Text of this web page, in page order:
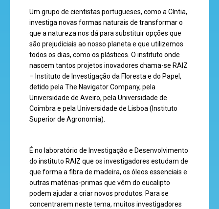
mega
jogos
super
eventos
revista
hora
do
Um grupo de cientistas portugueses, como a Cíntia,
investiga novas formas naturais de transformar o
que a natureza nos dá para substituir opções que
são prejudiciais ao nosso planeta e que utilizemos
todos os dias, como os plásticos. O instituto onde
nascem tantos projetos inovadores chama-se RAIZ
– Instituto de Investigação da Floresta e do Papel,
detido pela The Navigator Company, pela
Universidade de Aveiro, pela Universidade de
Coimbra e pela Universidade de Lisboa (Instituto
Superior de Agronomia).
É no laboratório de Investigação e Desenvolvimento
do instituto RAIZ que os investigadores estudam de
que forma a fibra de madeira, os óleos essenciais e
outras matérias-primas que vêm do eucalipto
podem ajudar a criar novos produtos. Para se
concentrarem neste tema, muitos investigadores